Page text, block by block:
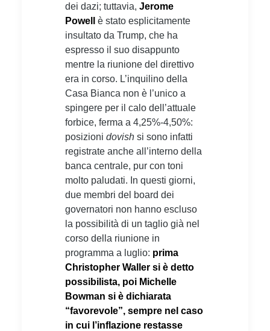
dei dazi; tuttavia, Jerome
Powell
è stato esplicitamente
insultato da Trump, che ha
espresso il suo disappunto
mentre la riunione del direttivo
era in corso. L’inquilino della
Casa Bianca non è l’unico a
spingere per il calo dell’attuale
forbice, ferma a 4,25%-4,50%:
posizioni dovish si sono infatti
registrate anche all’interno della
banca centrale, pur con toni
molto paludati. In questi giorni,
due membri del board dei
governatori non hanno escluso
la possibilità di un taglio già nel
corso della riunione in
programma a luglio: prima
Christopher Waller si è detto
possibilista, poi Michelle
Bowman si è dichiarata
“favorevole”, sempre nel caso
in cui l’inflazione restasse